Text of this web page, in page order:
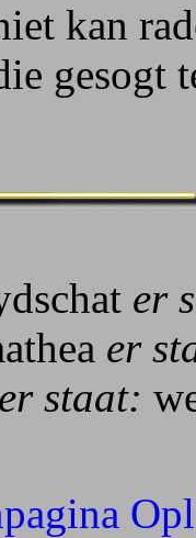
kan
gesogt
er
er
er staat: